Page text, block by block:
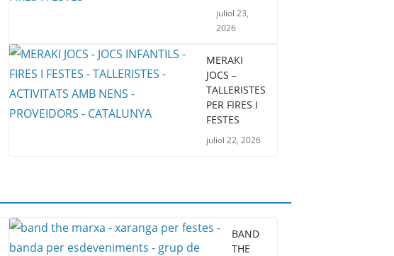
juliol 23,
2026
MERAKI
JOCS –
TALLERISTES
PER FIRES I
FESTES
juliol 22, 2026
BAND
THE